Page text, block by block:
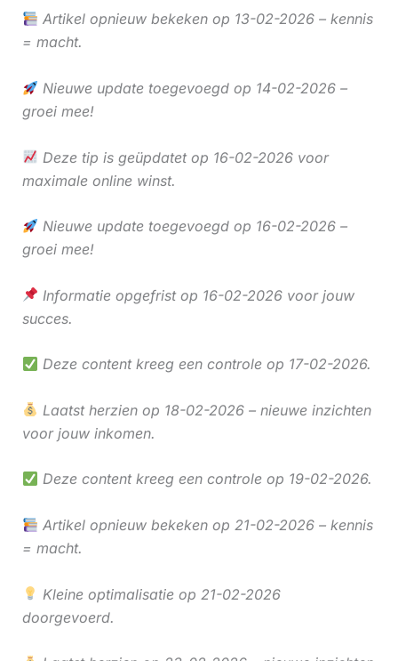
Artikel opnieuw bekeken op 13-02-2026 – kennis
= macht.
Nieuwe update toegevoegd op 14-02-2026 –
groei mee!
Deze tip is geüpdatet op 16-02-2026 voor
maximale online winst.
Nieuwe update toegevoegd op 16-02-2026 –
groei mee!
Informatie opgefrist op 16-02-2026 voor jouw
succes.
Deze content kreeg een controle op 17-02-2026.
Laatst herzien op 18-02-2026 – nieuwe inzichten
voor jouw inkomen.
Deze content kreeg een controle op 19-02-2026.
Artikel opnieuw bekeken op 21-02-2026 – kennis
= macht.
Kleine optimalisatie op 21-02-2026
doorgevoerd.